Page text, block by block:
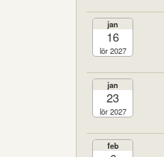
jan
16
lör 2027
jan
23
lör 2027
feb